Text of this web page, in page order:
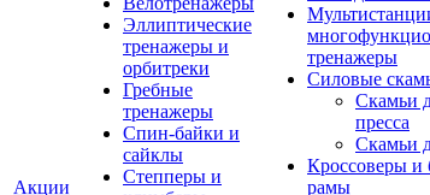
Акции
Эллиптические
тренажеры и
орбитреки
Гребные
тренажеры
Спин-байки и
сайклы
Степперы и
тренажеры
Силовые
Скамьи
пресса
Скамьи
Кроссоверы и
рамы